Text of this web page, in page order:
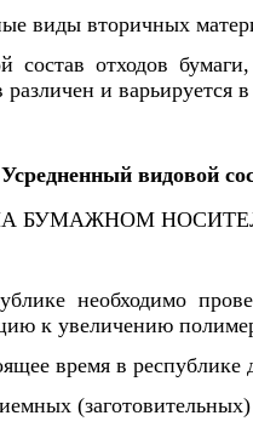
виды вторичных
состав отходов
различен и варьируется
видовой
БУМАЖНОМ
необходимо
к увеличению
время в